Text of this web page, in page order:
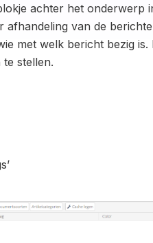
achter het onderwerp
van de
met welk bericht bezig
stellen.